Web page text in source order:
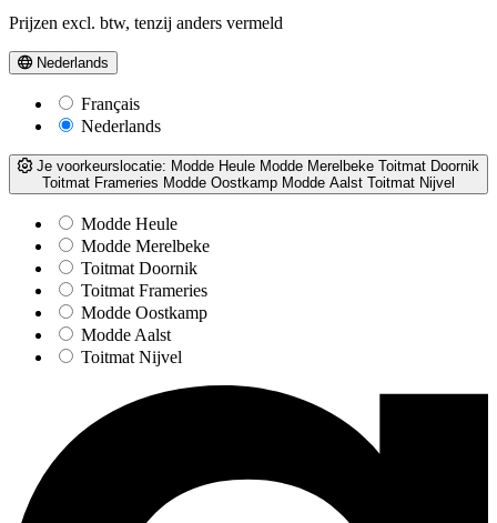
Prijzen excl. btw, tenzij anders vermeld
Nederlands
Français
Nederlands
Je voorkeurslocatie: Modde Heule Modde Merelbeke Toitmat Doornik
Toitmat Frameries Modde Oostkamp Modde Aalst Toitmat Nijvel
Modde Heule
Modde Merelbeke
Toitmat Doornik
Toitmat Frameries
Modde Oostkamp
Modde Aalst
Toitmat Nijvel